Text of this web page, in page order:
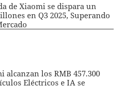
de Xiaomi se dispara un
en Q3 2025, Superando
alcanzan los RMB 457.300
Eléctricos e IA se